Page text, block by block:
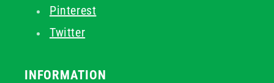
Pinterest
Twitter
INFORMATION